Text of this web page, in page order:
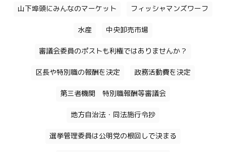
山下埠頭にみんなのマーケット フィッシャマンズワーフ
水産 中央卸売市場
審議会委員のポストも利権ではありませんか？
区長や特別職の報酬を決定 政務活動費を決定
第三者機関 特別職報酬等審議会
地方自治法・同法施行令抄
選挙管理委員は公明党の根回しで決まる